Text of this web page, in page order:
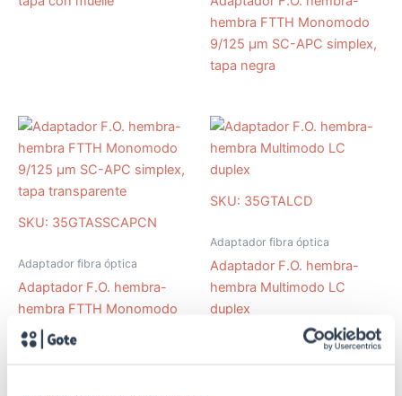
hembra FTTH Monomodo
9/125 µm SC-APC simplex,
tapa negra
SKU: 35GTASSCAPCN
Adaptador fibra óptica
Adaptador F.O. hembra-
hembra FTTH Monomodo
9/125 µm SC-APC simplex,
tapa transparente
SKU: 35GTALCD
Adaptador fibra óptica
Adaptador F.O. hembra-
hembra Multimodo LC
duplex